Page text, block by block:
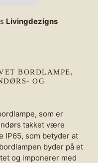
Livingdezigns
BORDLAMPE,
OG
som er
takket være
IP65, som betyder at
byder på et
og imponerer med